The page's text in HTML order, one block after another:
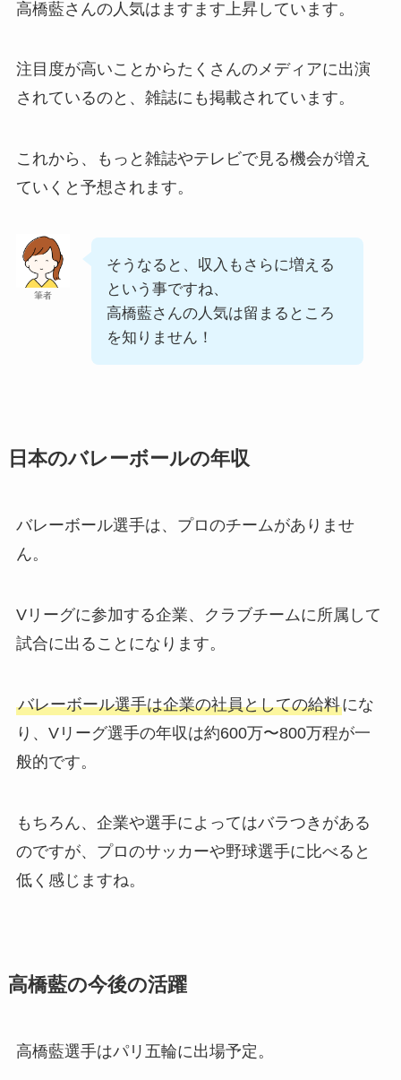
高橋藍さんの人気はますます上昇しています。
注目度が高いことからたくさんのメディアに出演
されているのと、雑誌にも掲載されています。
これから、もっと雑誌やテレビで見る機会が増え
ていくと予想されます。
筆者
そうなると、収入もさらに増える
という事ですね、
高橋藍さんの人気は留まるところ
を知りません！
日本のバレーボールの年収
バレーボール選手は、プロのチームがありませ
ん。
Vリーグに参加する企業、クラブチームに所属して
試合に出ることになります。
バレーボール選手は企業の社員としての給料にな
り、Vリーグ選手の年収は約600万〜800万程が一
般的です。
もちろん、企業や選手によってはバラつきがある
のですが、プロのサッカーや野球選手に比べると
低く感じますね。
高橋藍の今後の活躍
高橋藍選手はパリ五輪に出場予定。